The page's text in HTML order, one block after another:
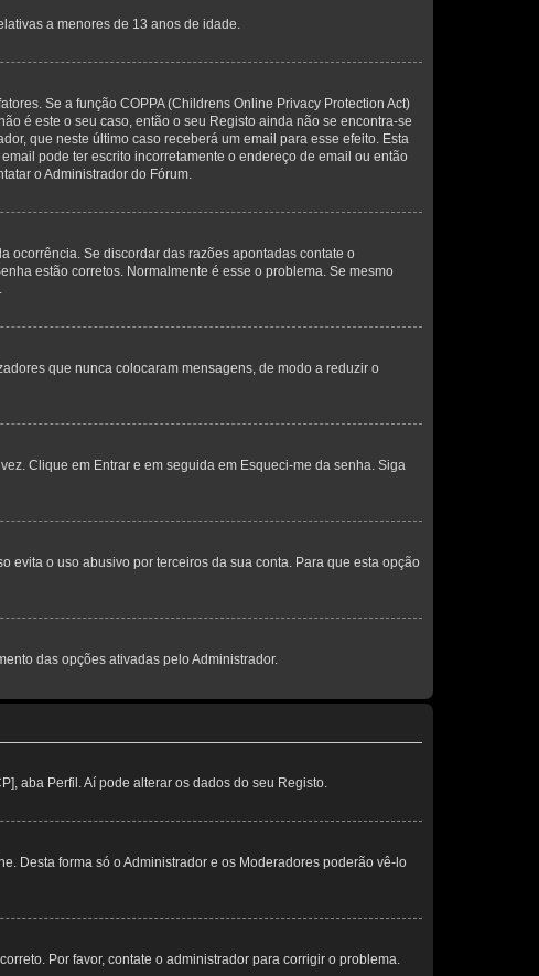
a menores de 13 anos de idade.
Se a função COPPA (Childrens Online Privacy Protection Act)
é este o seu caso, então o seu Registo ainda não se encontra-se
que neste último caso receberá um email para esse efeito. Esta
pode ter escrito incorretamente o endereço de email ou então
o Administrador do Fórum.
ocorrência. Se discordar das razões apontadas contate o
estão corretos. Normalmente é esse o problema. Se mesmo
que nunca colocaram mensagens, de modo a reduzir o
Clique em Entrar e em seguida em Esqueci-me da senha. Siga
evita o uso abusivo por terceiros da sua conta. Para que esta opção
das opções ativadas pelo Administrador.
aba Perfil. Aí pode alterar os dados do seu Registo.
Desta forma só o Administrador e os Moderadores poderão vê-lo
Por favor, contate o administrador para corrigir o problema.